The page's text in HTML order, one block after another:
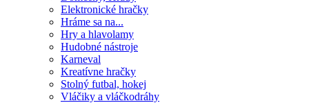
Elektronické hračky
Hráme sa na...
Hry a hlavolamy
Hudobné nástroje
Karneval
Kreatívne hračky
Stolný futbal, hokej
Vláčiky a vláčkodráhy